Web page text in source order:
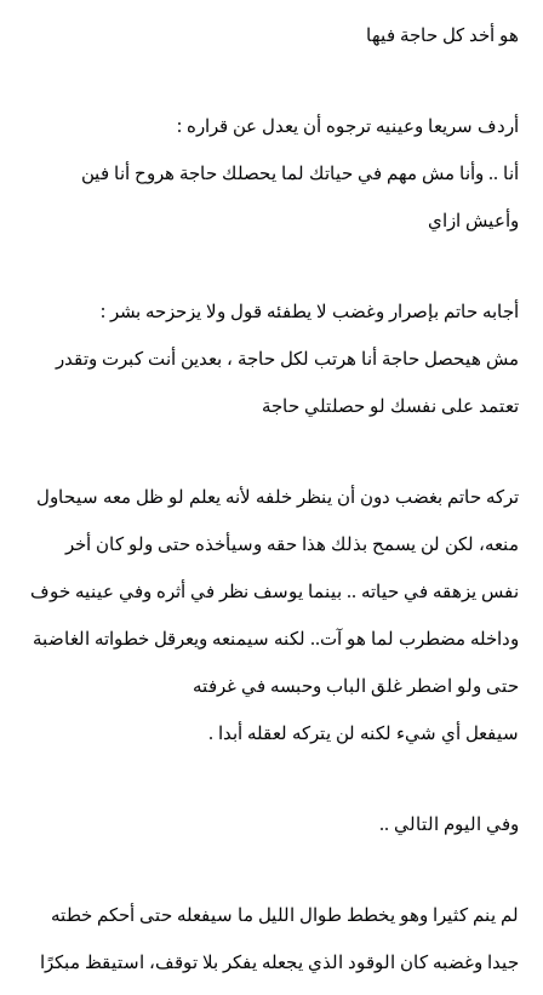
هو أخد كل حاجة فيها
أردف سريعا وعينيه ترجوه أن يعدل عن قراره :
أنا .. وأنا مش مهم في حياتك لما يحصلك حاجة هروح أنا فين
وأعيش ازاي
أجابه حاتم بإصرار وغضب لا يطفئه قول ولا يزحزحه بشر :
مش هيحصل حاجة أنا هرتب لكل حاجة ، بعدين أنت كبرت وتقدر
تعتمد على نفسك لو حصلتلي حاجة
تركه حاتم بغضب دون أن ينظر خلفه لأنه يعلم لو ظل معه سيحاول
منعه، لكن لن يسمح بذلك هذا حقه وسيأخذه حتى ولو كان أخر
نفس يزهقه في حياته .. بينما يوسف نظر في أثره وفي عينيه خوف
وداخله مضطرب لما هو آت.. لكنه سيمنعه ويعرقل خطواته الغاضبة
حتى ولو اضطر غلق الباب وحبسه في غرفته
سيفعل أي شيء لكنه لن يتركه لعقله أبدا .
وفي اليوم التالي ..
لم ينم كثيرا وهو يخطط طوال الليل ما سيفعله حتى أحكم خطته
جيدا وغضبه كان الوقود الذي يجعله يفكر بلا توقف، استيقظ مبكرًا